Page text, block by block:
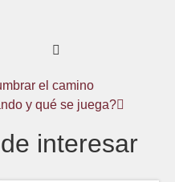
el camino
y qué se juega?
interesar